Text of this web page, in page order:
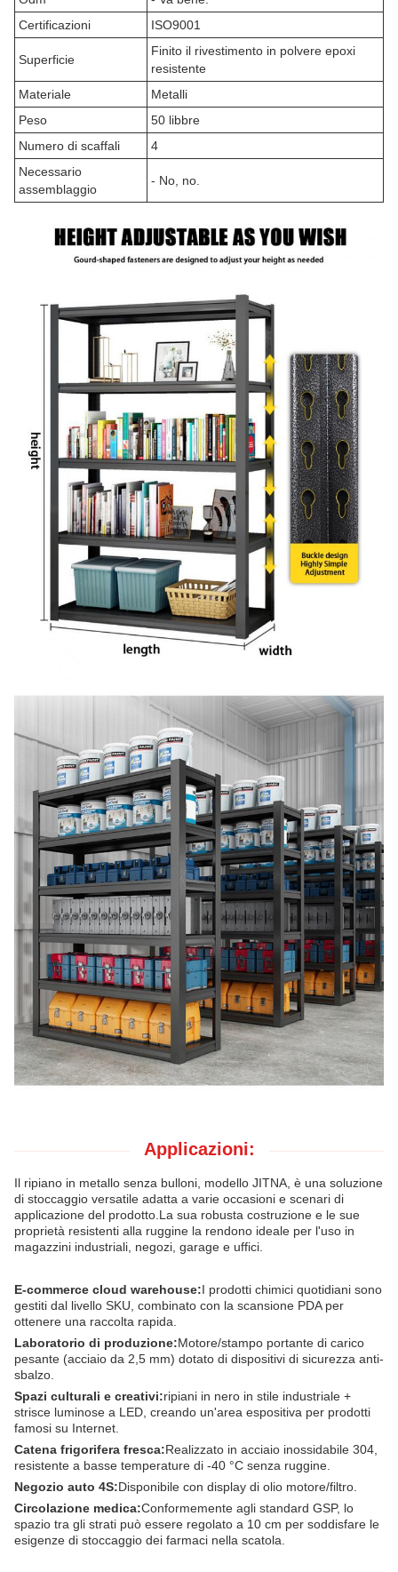
Certificazioni
ISO9001
Superficie
Finito il rivestimento in polvere epoxi
resistente
Materiale
Metalli
Peso
50 libbre
Numero di scaffali
4
Necessario
assemblaggio
- No, no.
Applicazioni:
Il ripiano in metallo senza bulloni, modello JITNA, è una soluzione
di stoccaggio versatile adatta a varie occasioni e scenari di
applicazione del prodotto.La sua robusta costruzione e le sue
proprietà resistenti alla ruggine la rendono ideale per l'uso in
magazzini industriali, negozi, garage e uffici.
E-commerce cloud warehouse:I prodotti chimici quotidiani sono
gestiti dal livello SKU, combinato con la scansione PDA per
ottenere una raccolta rapida.
Laboratorio di produzione:Motore/stampo portante di carico
pesante (acciaio da 2,5 mm) dotato di dispositivi di sicurezza anti-
sbalzo.
Spazi culturali e creativi:ripiani in nero in stile industriale +
strisce luminose a LED, creando un'area espositiva per prodotti
famosi su Internet.
Catena frigorifera fresca:Realizzato in acciaio inossidabile 304,
resistente a basse temperature di -40 °C senza ruggine.
Negozio auto 4S:Disponibile con display di olio motore/filtro.
Circolazione medica:Conformemente agli standard GSP, lo
spazio tra gli strati può essere regolato a 10 cm per soddisfare le
esigenze di stoccaggio dei farmaci nella scatola.